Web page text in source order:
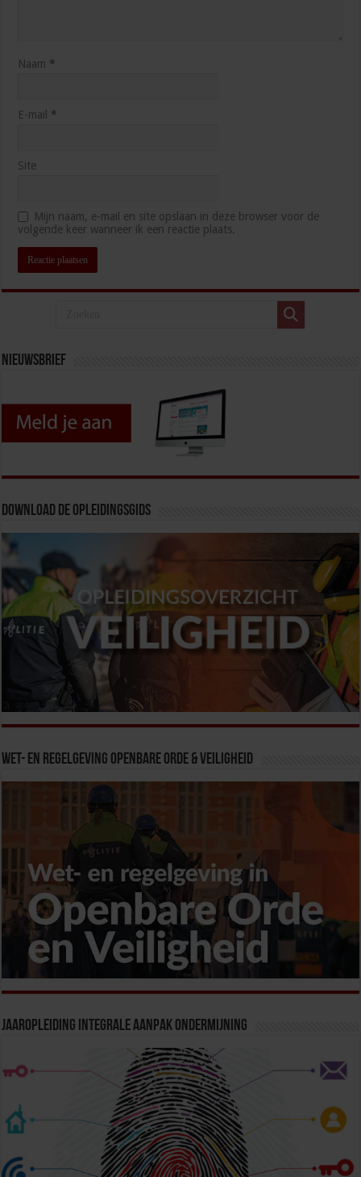
Naam *
E-mail *
Site
Mijn naam, e-mail en site opslaan in deze browser voor de
volgende keer wanneer ik een reactie plaats.
Nieuwsbrief
Download de opleidingsgids
Wet- en Regelgeving Openbare Orde & Veiligheid
Jaaropleiding Integrale Aanpak Ondermijning